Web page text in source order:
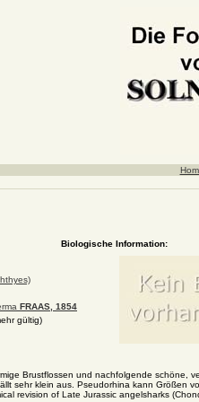
Biologische Information:
FRAAS, 1854
gültig)
Brustflossen und nachfolgende schöne,
sehr klein aus. Pseudorhina kann Größen
revision of Late Jurassic angelsharks